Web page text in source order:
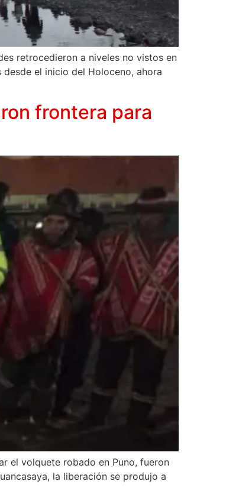
retrocedieron a niveles no vistos en
el inicio del Holoceno, ahora
frontera para
el volquete robado en Puno, fueron
la liberación se produjo a